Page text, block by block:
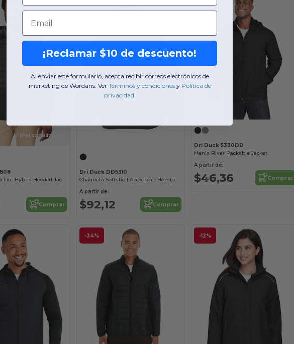
¡Personalízalo!
Unisex Techno Lite Hybrid Hooded Jacket
Comprar
Dri Duck DD5310
Chaqueta Softshell Apex para Hombre Resistente al Viento
A partir de:
$92,12 Comprar
Dri Duck 5330DD
Men's River Packable Jacket
A partir de:
$46,36 Comprar
-34% -12%
Email
¡Reclamar $10 de descuento!
Al enviar este formulario, acepta recibir correos electrónicos de
marketing de Wordans. Ver​ Términos y condiciones​ y​ Política de
privacidad.